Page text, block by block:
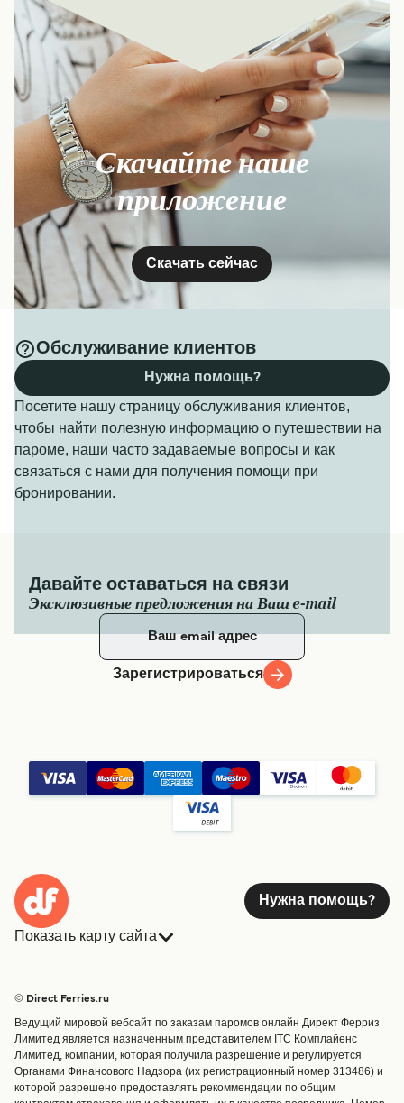
Скачайте наше
приложение
Скачать сейчас
Обслуживание клиентов
Посетите нашу страницу обслуживания клиентов,
чтобы найти полезную информацию о путешествии на
пароме, наши часто задаваемые вопросы и как
связаться с нами для получения помощи при
бронировании.
Нужна помощь?
Давайте оставаться на связи
Эксклюзивные предложения на Ваш e-mail
Зарегистрироваться
Нужна помощь?
Показать карту сайта
Страны
Обслуживание клиентов
Операторы
Маршруты и порты
Special Offers
Грузоперевозки
© Direct Ferries.ru
Ведущий мировой вебсайт по заказам паромов онлайн Директ Ферриз
Лимитед является назначенным представителем ITC Комплайенс
Лимитед, компании, которая получила разрешение и регулируется
Органами Финансового Надзора (их регистрационный номер 313486) и
которой разрешено предоставлять рекоммендации по общим